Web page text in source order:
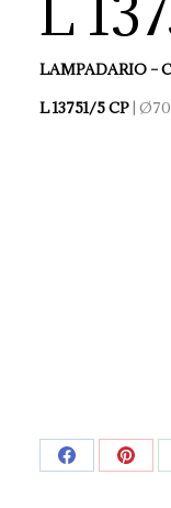
L
LAMPADARIO –
L 13751/5 CP | Ø70
Share